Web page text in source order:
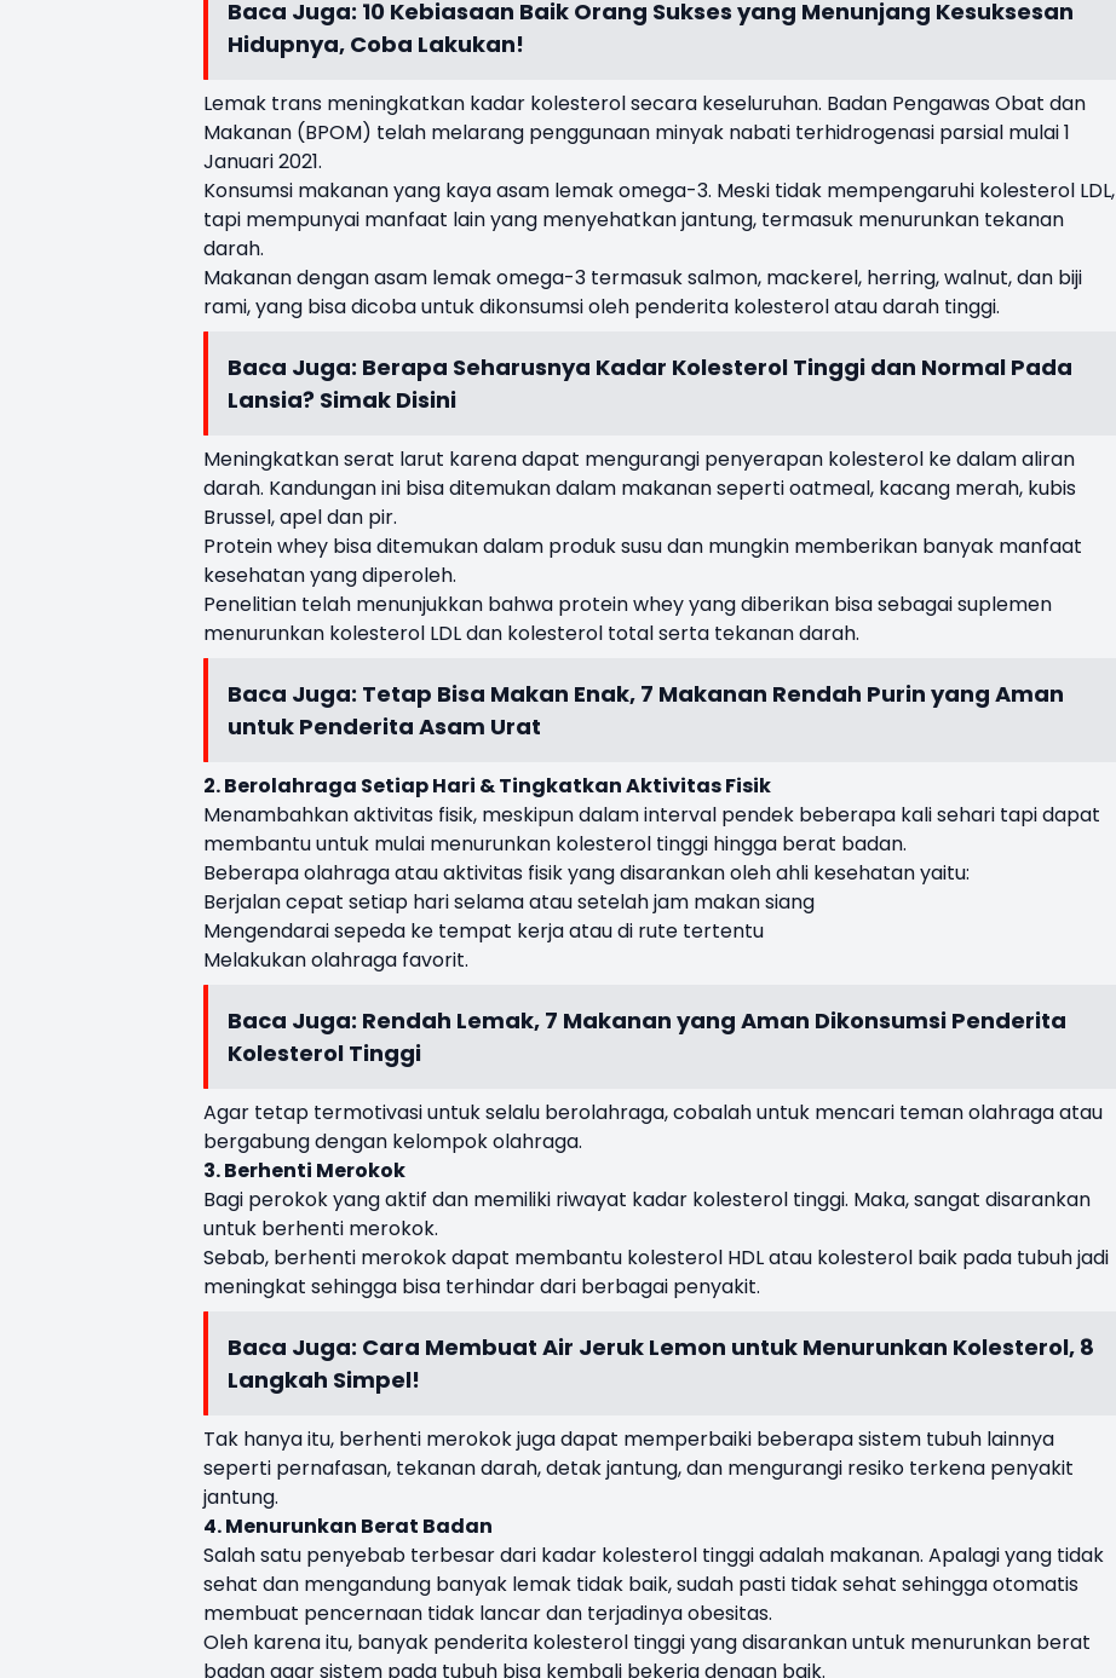
Baca Juga: 10 Kebiasaan Baik Orang Sukses yang Menunjang Kesuksesan
Hidupnya, Coba Lakukan!
Lemak trans meningkatkan kadar kolesterol secara keseluruhan. Badan Pengawas Obat dan
Makanan (BPOM) telah melarang penggunaan minyak nabati terhidrogenasi parsial mulai 1
Januari 2021.
Konsumsi makanan yang kaya asam lemak omega-3. Meski tidak mempengaruhi kolesterol LDL,
tapi mempunyai manfaat lain yang menyehatkan jantung, termasuk menurunkan tekanan
darah.
Makanan dengan asam lemak omega-3 termasuk salmon, mackerel, herring, walnut, dan biji
rami, yang bisa dicoba untuk dikonsumsi oleh penderita kolesterol atau darah tinggi.
Baca Juga: Berapa Seharusnya Kadar Kolesterol Tinggi dan Normal Pada
Lansia? Simak Disini
Meningkatkan serat larut karena dapat mengurangi penyerapan kolesterol ke dalam aliran
darah. Kandungan ini bisa ditemukan dalam makanan seperti oatmeal, kacang merah, kubis
Brussel, apel dan pir.
Protein whey bisa ditemukan dalam produk susu dan mungkin memberikan banyak manfaat
kesehatan yang diperoleh.
Penelitian telah menunjukkan bahwa protein whey yang diberikan bisa sebagai suplemen
menurunkan kolesterol LDL dan kolesterol total serta tekanan darah.
Baca Juga: Tetap Bisa Makan Enak, 7 Makanan Rendah Purin yang Aman
untuk Penderita Asam Urat
2. Berolahraga Setiap Hari & Tingkatkan Aktivitas Fisik
Menambahkan aktivitas fisik, meskipun dalam interval pendek beberapa kali sehari tapi dapat
membantu untuk mulai menurunkan kolesterol tinggi hingga berat badan.
Beberapa olahraga atau aktivitas fisik yang disarankan oleh ahli kesehatan yaitu:
Berjalan cepat setiap hari selama atau setelah jam makan siang
Mengendarai sepeda ke tempat kerja atau di rute tertentu
Melakukan olahraga favorit.
Baca Juga: Rendah Lemak, 7 Makanan yang Aman Dikonsumsi Penderita
Kolesterol Tinggi
Agar tetap termotivasi untuk selalu berolahraga, cobalah untuk mencari teman olahraga atau
bergabung dengan kelompok olahraga.
3. Berhenti Merokok
Bagi perokok yang aktif dan memiliki riwayat kadar kolesterol tinggi. Maka, sangat disarankan
untuk berhenti merokok.
Sebab, berhenti merokok dapat membantu kolesterol HDL atau kolesterol baik pada tubuh jadi
meningkat sehingga bisa terhindar dari berbagai penyakit.
Baca Juga: Cara Membuat Air Jeruk Lemon untuk Menurunkan Kolesterol, 8
Langkah Simpel!
Tak hanya itu, berhenti merokok juga dapat memperbaiki beberapa sistem tubuh lainnya
seperti pernafasan, tekanan darah, detak jantung, dan mengurangi resiko terkena penyakit
jantung.
4. Menurunkan Berat Badan
Salah satu penyebab terbesar dari kadar kolesterol tinggi adalah makanan. Apalagi yang tidak
sehat dan mengandung banyak lemak tidak baik, sudah pasti tidak sehat sehingga otomatis
membuat pencernaan tidak lancar dan terjadinya obesitas.
Oleh karena itu, banyak penderita kolesterol tinggi yang disarankan untuk menurunkan berat
badan agar sistem pada tubuh bisa kembali bekerja dengan baik.